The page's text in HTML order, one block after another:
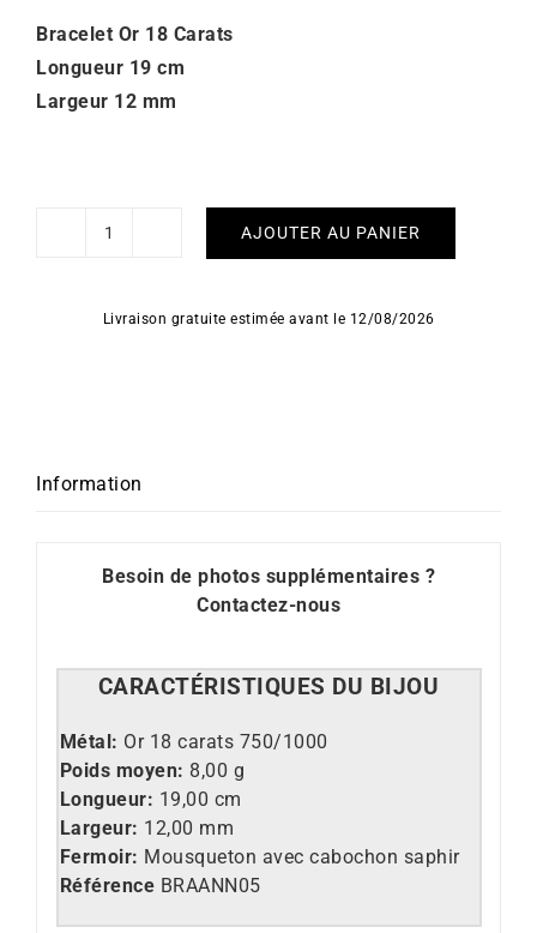
Bracelet Or 18 Carats
Longueur 19 cm
Largeur 12 mm
quantité
Masia
AJOUTER AU PANIER
Livraison gratuite estimée avant le 12/08/2026
Information
Besoin de photos supplémentaires ?
Contactez-nous
CARACTÉRISTIQUES DU BIJOU
Métal: Or 18 carats 750/1000
Poids moyen: 8,00 g
Longueur: 19,00 cm
Largeur: 12,00 mm
Fermoir: Mousqueton avec cabochon saphir
Référence BRAANN05